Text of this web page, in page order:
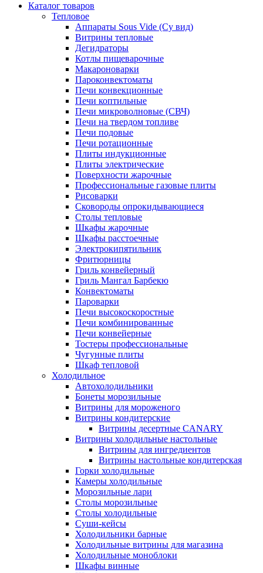
Каталог товаров
Тепловое
Аппараты Sous Vide (Су вид)
Витрины тепловые
Дегидраторы
Котлы пищеварочные
Макароноварки
Пароконвектоматы
Печи конвекционные
Печи коптильные
Печи микроволновые (СВЧ)
Печи на твердом топливе
Печи подовые
Печи ротационные
Плиты индукционные
Плиты электрические
Поверхности жарочные
Профессиональные газовые плиты
Рисоварки
Сковороды опрокидывающиеся
Столы тепловые
Шкафы жарочные
Шкафы расстоечные
Электрокипятильник
Фритюрницы
Гриль конвейерный
Гриль Мангал Барбекю
Конвектоматы
Пароварки
Печи высокоскоростные
Печи комбинированные
Печи конвейерные
Тостеры профессиональные
Чугунные плиты
Шкаф тепловой
Холодильное
Автохолодильники
Бонеты морозильные
Витрины для мороженого
Витрины кондитерские
Витрины десертные CANARY
Витрины холодильные настольные
Витрины для ингредиентов
Витрины настольные кондитерская
Горки холодильные
Камеры холодильные
Морозильные лари
Столы морозильные
Столы холодильные
Суши-кейсы
Холодильники барные
Холодильные витрины для магазина
Холодильные моноблоки
Шкафы винные